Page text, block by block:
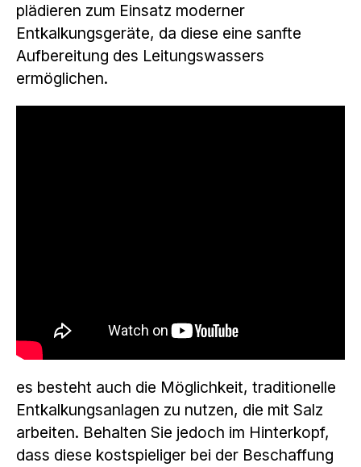
plädieren zum Einsatz moderner
Entkalkungsgeräte, da diese eine sanfte
Aufbereitung des Leitungswassers
ermöglichen.
es besteht auch die Möglichkeit, traditionelle
Entkalkungsanlagen zu nutzen, die mit Salz
arbeiten. Behalten Sie jedoch im Hinterkopf,
dass diese kostspieliger bei der Beschaffung